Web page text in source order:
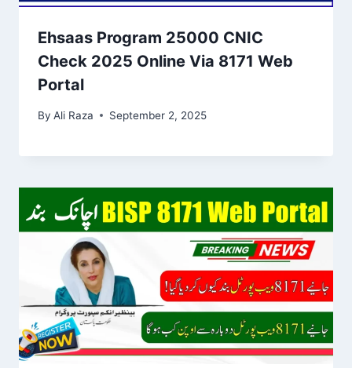
Ehsaas Program 25000 CNIC
Check 2025 Online Via 8171 Web
Portal
By Ali Raza September 2, 2025